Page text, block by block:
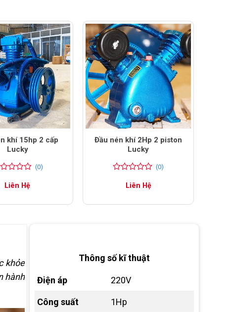
khí 15hp 2 cấp
Lucky
(0)
Liên Hệ
Đầu nén khí 2Hp 2 piston
Lucky
(0)
Liên Hệ
khỏe
hành
Thông số kĩ thuật
Điện áp 220V
Công suất 1Hp